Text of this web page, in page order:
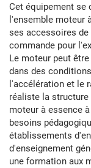
Cet équipement se
l'ensemble moteur
ses accessoires
commande pour
Le moteur peut
dans des
l'accélération et le
réaliste la
moteur à essence
besoins
établissements
d'enseignement
une formation aux